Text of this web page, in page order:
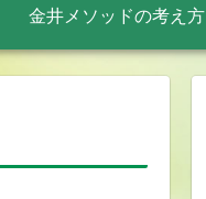
金井メソッドの考え方